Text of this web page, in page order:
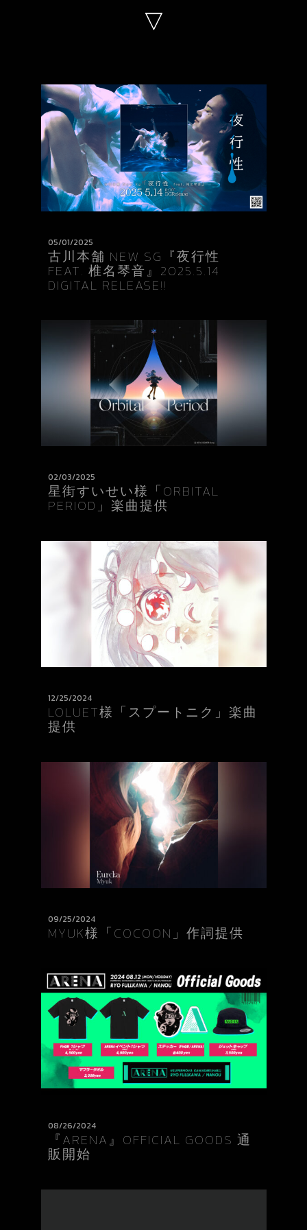
05/01/2025
古川本舗 NEW SG『夜行性
FEAT. 椎名琴音』2025.5.14
DIGITAL RELEASE!!
02/03/2025
星街すいせい様「ORBITAL
PERIOD」楽曲提供
12/25/2024
LOLUET様「スプートニク」楽曲
提供
09/25/2024
MYUK様「COCOON」作詞提供
08/26/2024
『ARENA』OFFICIAL GOODS 通
販開始